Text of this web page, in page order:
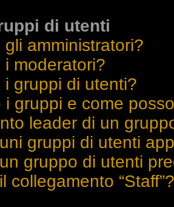
di utenti
amministratori?
moderatori?
i gruppi di utenti?
i gruppi e come
leader di un
gruppi di utenti
gruppo di utenti
collegamento “Staff”?